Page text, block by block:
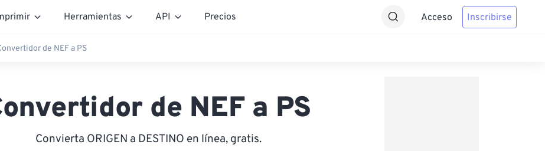
Herramientas API Precios Acceso Inscribirse
de NEF a PS
de NEF a PS
Convierta ORIGEN a DESTINO en línea, gratis.